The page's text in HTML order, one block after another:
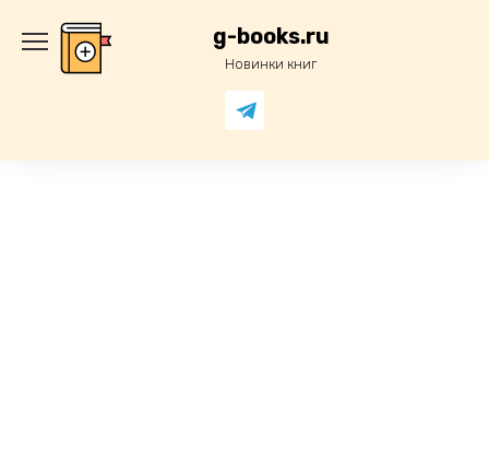
содержанию
g-books.ru
Новинки книг